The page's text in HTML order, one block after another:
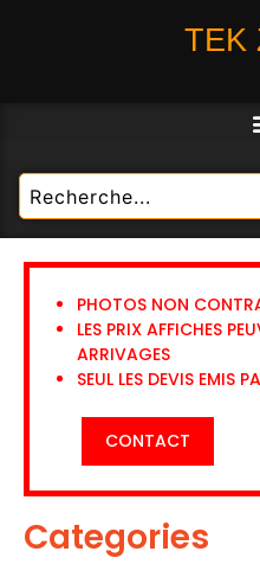
TEK
PHOTOS NON
LES PRIX AFFICHES
ARRIVAGES
SEUL LES DEVIS EMIS
CONTACT
Categories